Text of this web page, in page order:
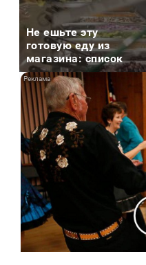
Не ешьте эту
готовую еду из
магазина: список